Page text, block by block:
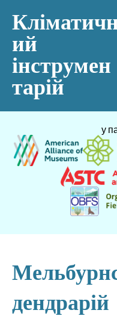
ий
інструмен
тарій
у
дендрарій